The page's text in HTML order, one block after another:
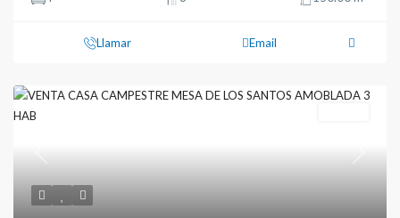
Llamar Email
Previous Next